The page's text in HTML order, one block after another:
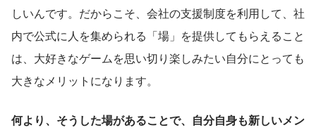
しいんです。だからこそ、会社の支援制度を利用して、社
内で公式に人を集められる「場」を提供してもらえること
は、大好きなゲームを思い切り楽しみたい自分にとっても
大きなメリットになります。
何より、そうした場があることで、自分自身も新しいメン